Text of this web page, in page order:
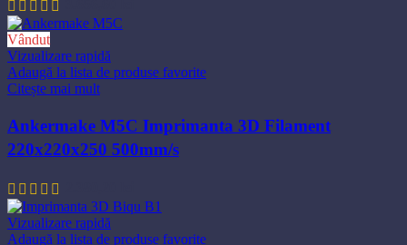
Vândut
Vizualizare rapidă
Adaugă la lista de produse favorite
Citește mai mult
Ankermake M5C Imprimanta 3D Filament
220x220x250 500mm/s
Vizualizare rapidă
Adaugă la lista de produse favorite